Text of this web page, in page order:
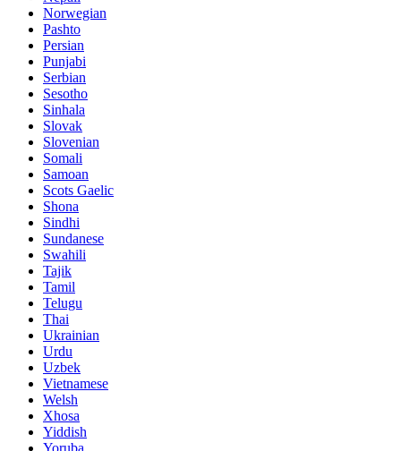
Norwegian
Pashto
Persian
Punjabi
Serbian
Sesotho
Sinhala
Slovak
Slovenian
Somali
Samoan
Scots Gaelic
Shona
Sindhi
Sundanese
Swahili
Tajik
Tamil
Telugu
Thai
Ukrainian
Urdu
Uzbek
Vietnamese
Welsh
Xhosa
Yiddish
Yoruba